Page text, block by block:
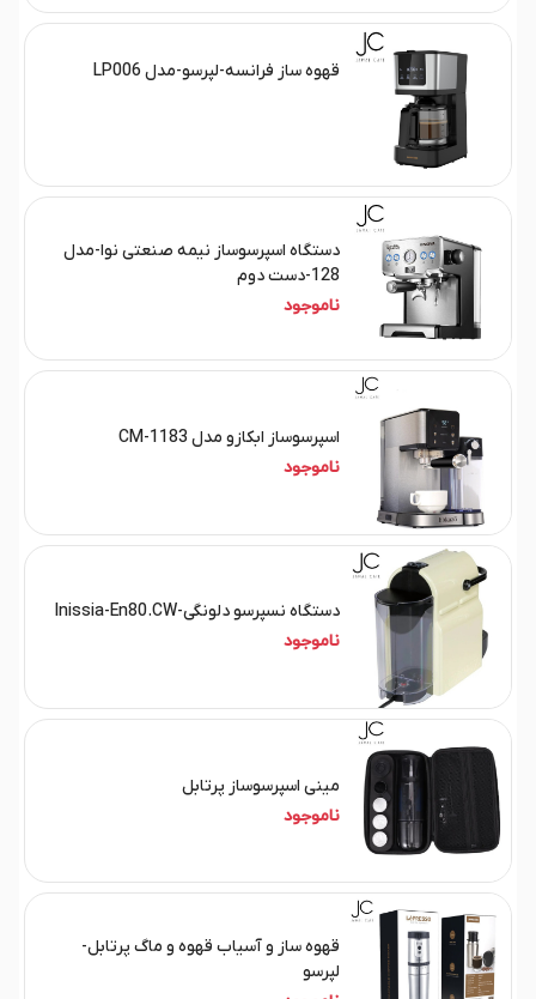
قهوه ساز فرانسه-لپرسو-مدل LP006
دستگاه اسپرسوساز نیمه صنعتی نوا-مدل
128-دست دوم
ناموجود
اسپرسوساز ابکازو مدل CM-1183
ناموجود
دستگاه نسپرسو دلونگی-Inissia-En80.CW
ناموجود
مینی اسپرسوساز پرتابل
ناموجود
قهوه ساز و آسیاب قهوه و ماگ پرتابل-
لپرسو